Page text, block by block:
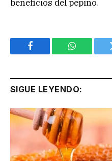
beneficios del pepino.
Facebook WhatsApp
SIGUE LEYENDO: